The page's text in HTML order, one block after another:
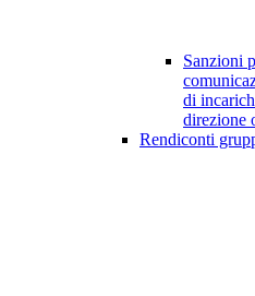
Sanzioni
di
direzione
Rendiconti